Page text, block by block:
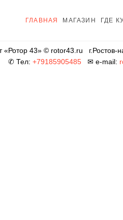
ГЛАВНАЯ МАГАЗИН ГДЕ
43» © rotor43.ru
г.Ростов-
✆ Тел: +79185905485 ✉ e-mail: